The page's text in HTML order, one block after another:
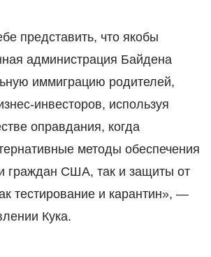
представить, что якобы
администрация Байдена
иммиграцию родителей,
инвесторов, используя
оправдания, когда
методы обеспечения
граждан США, так и защиты от
тестирование и карантин», —
Кука.